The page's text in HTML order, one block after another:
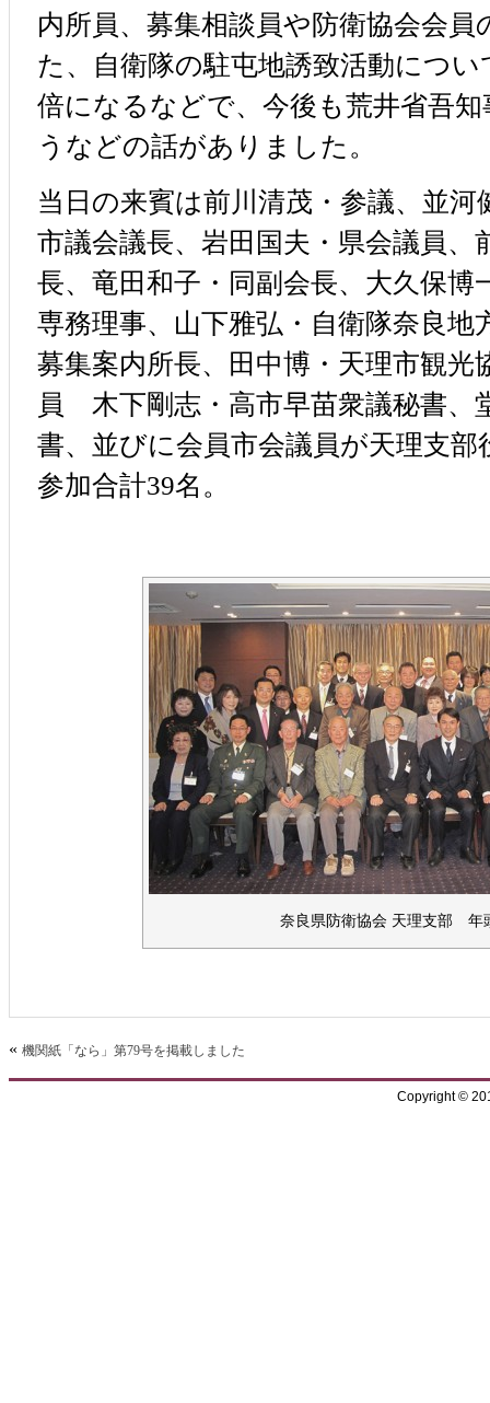
内所員、募集相談員や防衛協会会
た、自衛隊の駐屯地誘致活動につ
倍になるなどで、今後も荒井省吾
うなどの話がありました。
当日の来賓は前川清茂・参議、並河
市議会議長、岩田国夫・県会議員、
長、竜田和子・同副会長、大久保博
専務理事、山下雅弘・自衛隊奈良地
募集案内所長、田中博・天理市観光
員 木下剛志・高市早苗衆議秘書、
書、並びに会員市会議員が天理支
参加合計39名。
奈良県防衛協会 天理支部 年
« 機関紙「なら」第79号を掲載しました
Copyright ©